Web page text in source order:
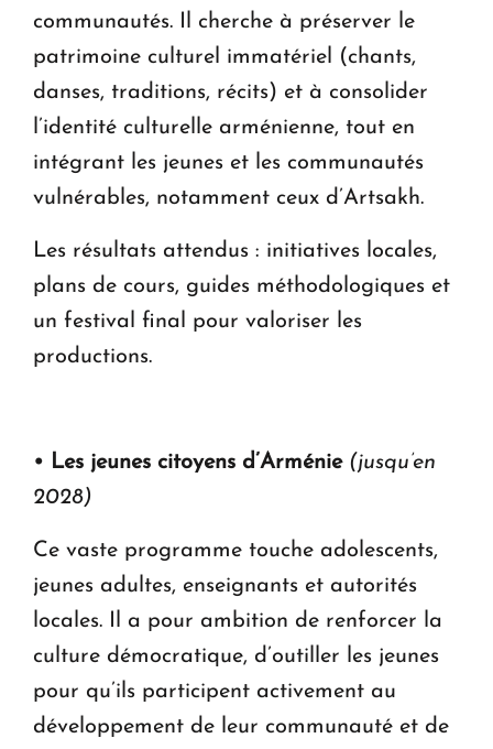
communautés. Il cherche à préserver le
patrimoine culturel immatériel (chants,
danses, traditions, récits) et à consolider
l’identité culturelle arménienne, tout en
intégrant les jeunes et les communautés
vulnérables, notamment ceux d’Artsakh.
Les résultats attendus : initiatives locales,
plans de cours, guides méthodologiques et
un festival final pour valoriser les
productions.
• Les jeunes citoyens d’Arménie (jusqu’en
2028)
Ce vaste programme touche adolescents,
jeunes adultes, enseignants et autorités
locales. Il a pour ambition de renforcer la
culture démocratique, d’outiller les jeunes
pour qu’ils participent activement au
développement de leur communauté et de